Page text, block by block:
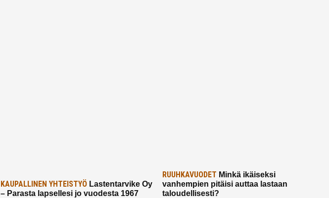
KAUPALLINEN YHTEISTYÖLastentarvike Oy
– Parasta lapsellesi jo vuodesta 1967
RUUHKAVUODET Minkä ikäiseksi
vanhempien pitäisi auttaa lastaan
taloudellisesti?